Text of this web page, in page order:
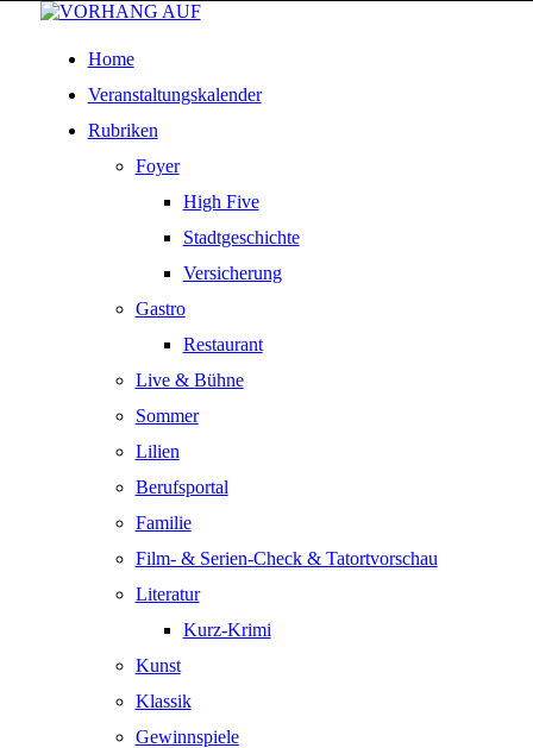
Home
Veranstaltungskalender
Rubriken
Foyer
High Five
Stadtgeschichte
Versicherung
Gastro
Restaurant
Live & Bühne
Sommer
Lilien
Berufsportal
Familie
Film- & Serien-Check & Tatortvorschau
Literatur
Kurz-Krimi
Kunst
Klassik
Gewinnspiele